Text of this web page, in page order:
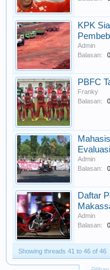
KPK
Admin
Balasan:
0
PBFC
Franky
Balasan:
0
Admin
Balasan:
0
Daftar
Admin
Balasan:
0
Showing threads 41 to 46 of 46